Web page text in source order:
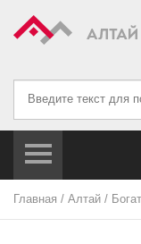
Искать...
Главная / Алтай /